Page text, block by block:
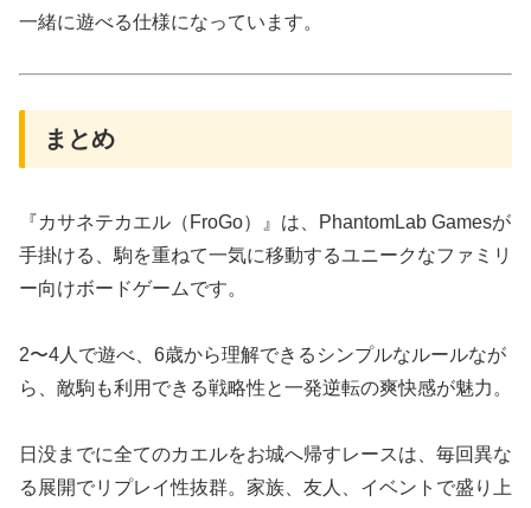
一緒に遊べる仕様になっています。
まとめ
『カサネテカエル（FroGo）』は、PhantomLab Gamesが
手掛ける、駒を重ねて一気に移動するユニークなファミリ
ー向けボードゲームです。
2〜4人で遊べ、6歳から理解できるシンプルなルールなが
ら、敵駒も利用できる戦略性と一発逆転の爽快感が魅力。
日没までに全てのカエルをお城へ帰すレースは、毎回異な
る展開でリプレイ性抜群。家族、友人、イベントで盛り上